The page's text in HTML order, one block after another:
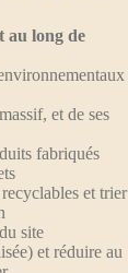
au long de
et de ses
fabriqués
et trier
site
et réduire au